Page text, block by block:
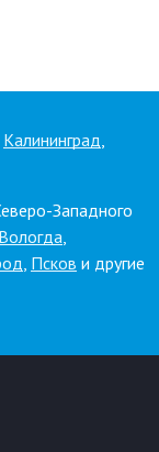
Калининград,
Западного
Вологда,
, Псков и другие